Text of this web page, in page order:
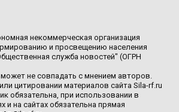
некоммерческая организация
и просвещению населения
служба новостей" (ОГРН
не совпадать с мнением авторов.
цитировании материалов сайта Sila-rf.ru
обязательна, при использовании в
и на сайтах обязательна прямая